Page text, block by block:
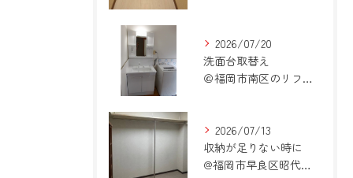
2026/07/20
洗面台取替え
＠福岡市南区のリフォーム
2026/07/13
収納が足りない時に
@福岡市早良区昭代のリフォーム